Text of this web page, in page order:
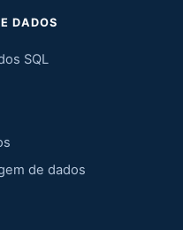
DADOS
SQL
de dados